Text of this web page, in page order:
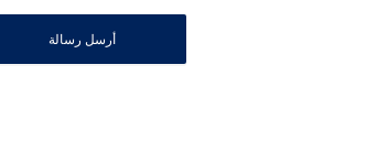
أرسل رسالة